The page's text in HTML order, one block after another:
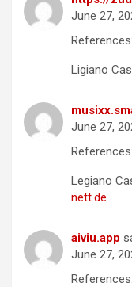
June 27,
References:
Ligiano
June 27,
References:
Legiano
nett.de
aiviu.app
June 27,
References: